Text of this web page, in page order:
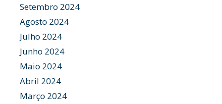
Setembro 2024
Agosto 2024
Julho 2024
Junho 2024
Maio 2024
Abril 2024
Março 2024